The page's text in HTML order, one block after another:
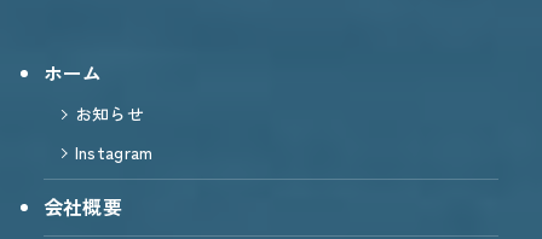
ホーム
お知らせ
Instagram
会社概要